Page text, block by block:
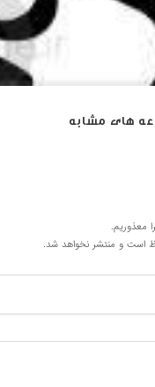
های مشابه
معذوریم.
است و منتشر نخواهد شد.